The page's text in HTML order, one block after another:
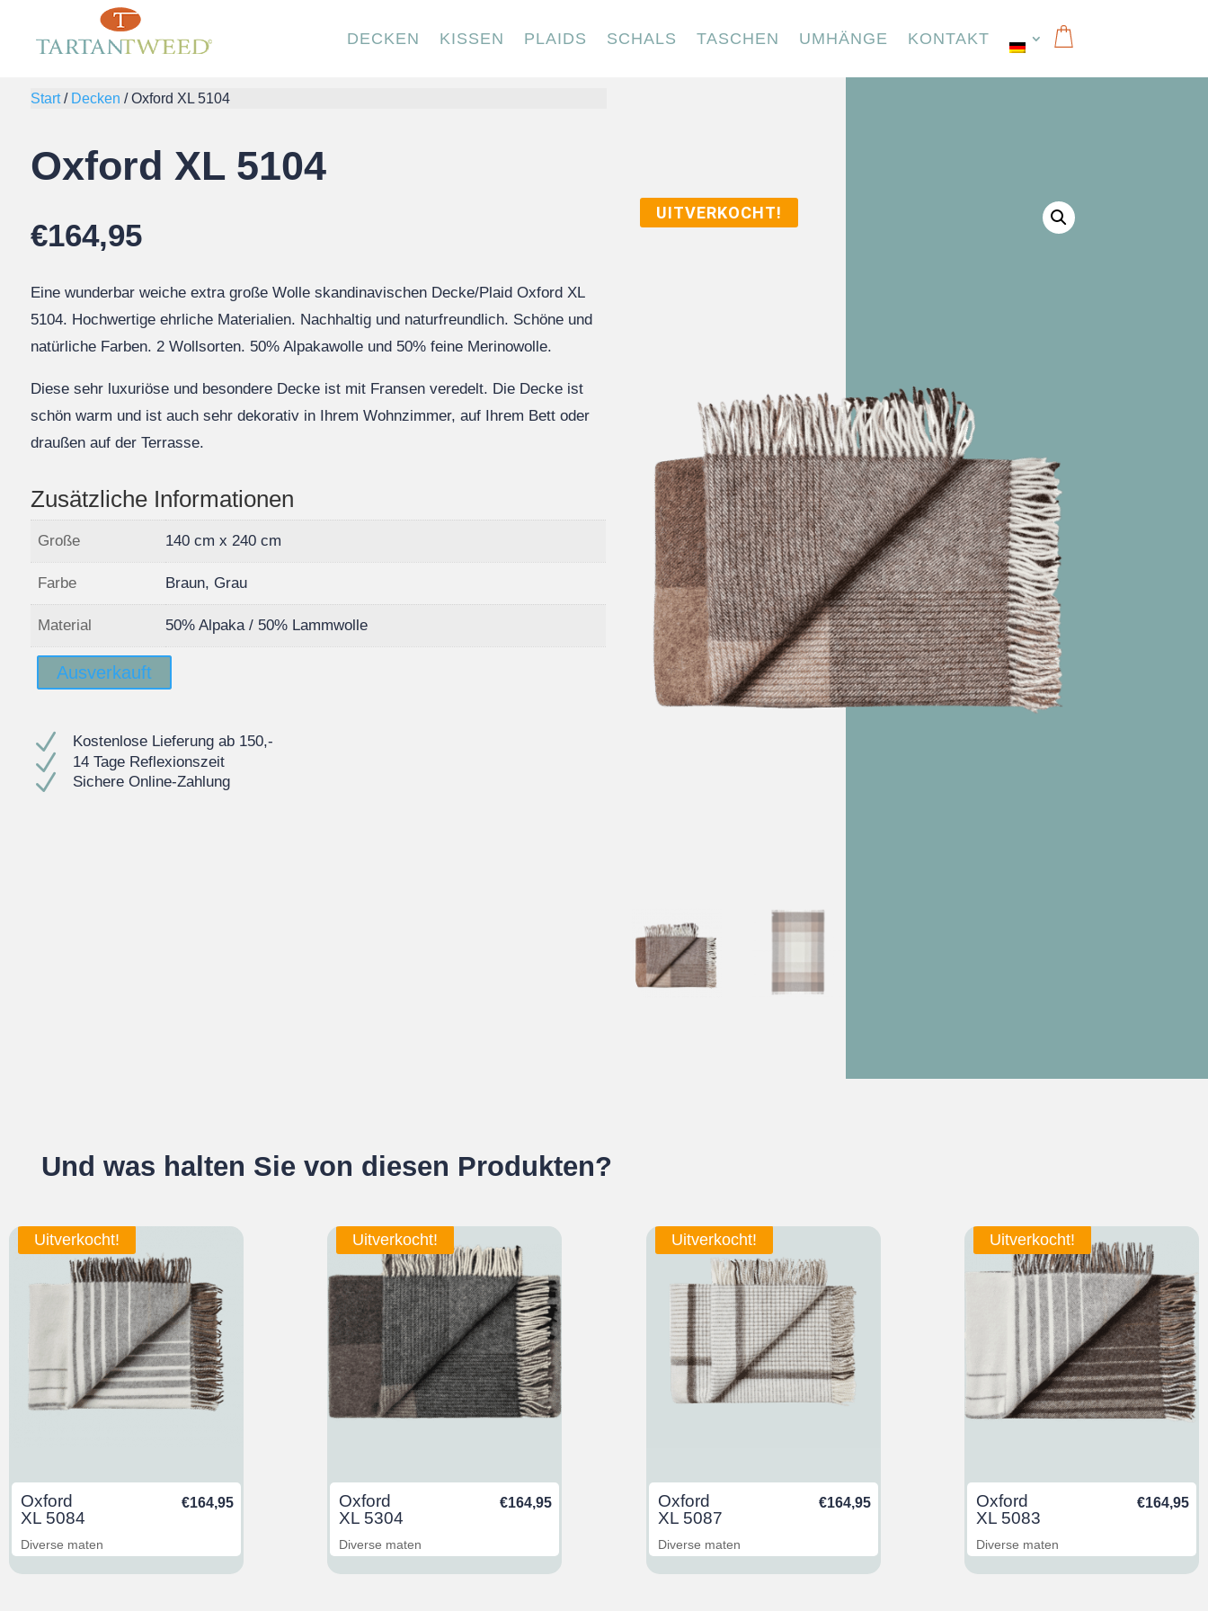
DECKEN KISSEN PLAIDS SCHALS TASCHEN UMHÄNGE KONTAKT
Start/ Decken /Oxford XL 5104
Oxford XL 5104
€164,95
Eine wunderbar weiche extra große Wolle skandinavischen Decke/Plaid Oxford XL
5104. Hochwertige ehrliche Materialien. Nachhaltig und naturfreundlich. Schöne und
natürliche Farben. 2 Wollsorten. 50% Alpakawolle und 50% feine Merinowolle.
Diese sehr luxuriöse und besondere Decke ist mit Fransen veredelt. Die Decke ist
schön warm und ist auch sehr dekorativ in Ihrem Wohnzimmer, auf Ihrem Bett oder
draußen auf der Terrasse.
Zusätzliche Informationen
Große 140 cm x 240 cm
Farbe Braun, Grau
Material 50% Alpaka / 50% Lammwolle
Ausverkauft
N Kostenlose Lieferung ab 150,-
N 14 Tage Reflexionszeit
N Sichere Online-Zahlung
UITVERKOCHT!
Und was halten Sie von diesen Produkten?
Uitverkocht!
Oxford
XL 5084
€164,95
Diverse maten
Uitverkocht!
Oxford
XL 5304
€164,95
Diverse maten
Uitverkocht!
Oxford
XL 5087
€164,95
Diverse maten
Uitverkocht!
Oxford
XL 5083
€164,95
Diverse maten